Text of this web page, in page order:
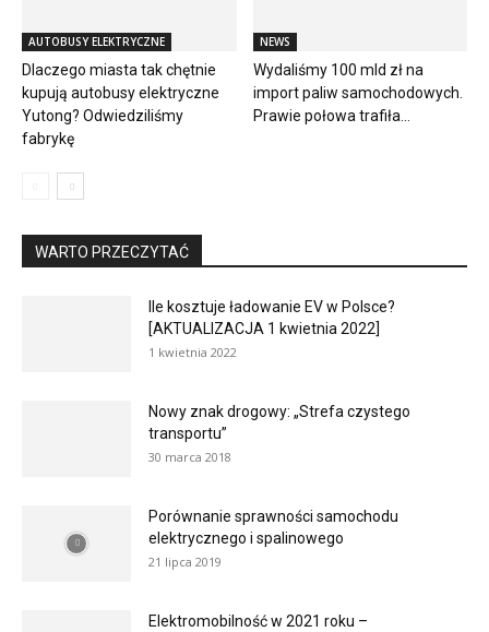
AUTOBUSY ELEKTRYCZNE
Dlaczego miasta tak chętnie
kupują autobusy elektryczne
Yutong? Odwiedziliśmy
fabrykę
NEWS
Wydaliśmy 100 mld zł na
import paliw samochodowych.
Prawie połowa trafiła...
WARTO PRZECZYTAĆ
Ile kosztuje ładowanie EV w Polsce?
[AKTUALIZACJA 1 kwietnia 2022]
1 kwietnia 2022
Nowy znak drogowy: „Strefa czystego
transportu”
30 marca 2018
Porównanie sprawności samochodu
elektrycznego i spalinowego
21 lipca 2019
Elektromobilność w 2021 roku –